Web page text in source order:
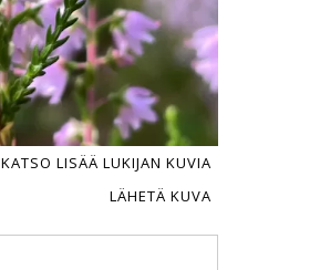
KATSO LISÄÄ LUKIJAN KUVIA
LÄHETÄ KUVA